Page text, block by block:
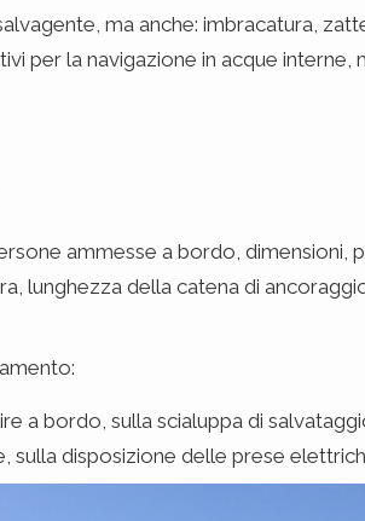
ma anche: imbracatura,
per la navigazione in acque interne,
ammesse a bordo, dimensioni,
lunghezza della catena di
a bordo, sulla scialuppa di
sulla disposizione delle prese